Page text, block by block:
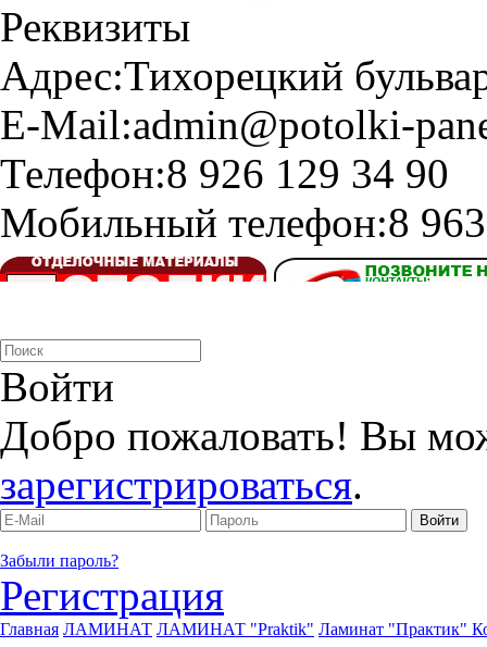
Реквизиты
Адрес:Тихорецкий
E-Mail:admin@potolki-
Телефон:8 926 129 34 90
Мобильный телефон:8
Войти
Добро пожаловать! Вы
зарегистрироваться.
Забыли пароль?
Регистрация
Главная ЛАМИНАТ ЛАМИНАТ "Praktik" Ламинат "Практик"